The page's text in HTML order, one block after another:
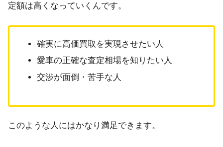
定額は高くなっていくんです。
確実に高価買取を実現させたい人
愛車の正確な査定相場を知りたい人
交渉が面倒・苦手な人
このような人にはかなり満足できます。